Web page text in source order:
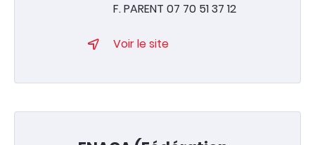
F. PARENT 07 70 51 37 12
Voir le site